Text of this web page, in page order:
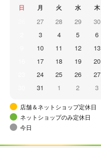
日 月 火 水 木
27 28 29 30
3 4 5 6
10 11 12 13
17 18 19 20
24 25 26 27
31 1 2 3
店舗＆ネットショップ定休日
ネットショップのみ定休日
今日